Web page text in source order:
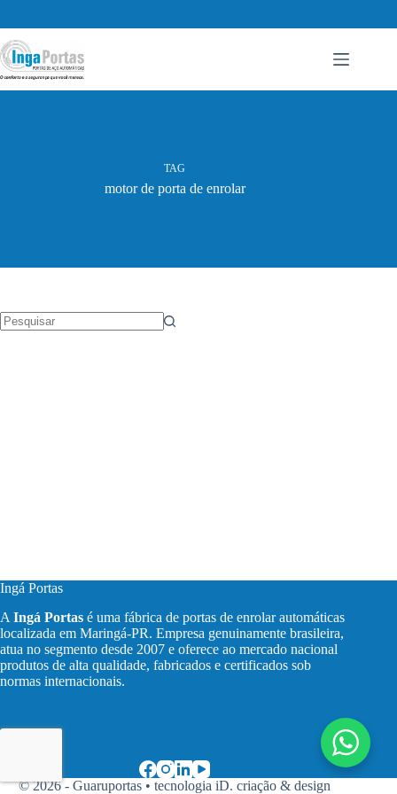
conteúdo
TAG
motor de porta de enrolar
Ingá Portas
A Ingá Portas é uma fábrica de portas de enrolar automáticas
localizada em Maringá-PR. Empresa genuinamente brasileira,
atua no segmento desde 2007 e oferece ao mercado nacional
produtos de alta qualidade, fabricados e certificados sob
normas internacionais.
© 2026 - Guaruportas •tecnologia iD. criação & design